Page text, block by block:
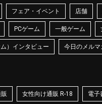
フェア・イベント 店舗
PCゲーム 一般ゲーム
）インタビュー 今日のメルマ
女性向け通販 R-18 電子